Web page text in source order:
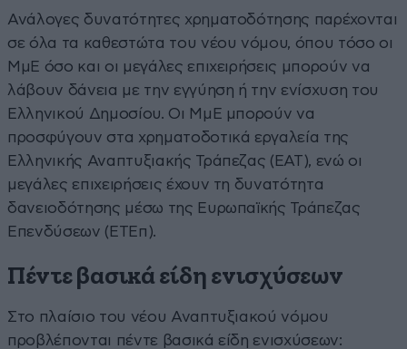
Ανάλογες δυνατότητες χρηματοδότησης παρέχονται
σε όλα τα καθεστώτα του νέου νόμου, όπου τόσο οι
ΜμΕ όσο και οι μεγάλες επιχειρήσεις μπορούν να
λάβουν δάνεια με την εγγύηση ή την ενίσχυση του
Ελληνικού Δημοσίου. Οι ΜμΕ μπορούν να
προσφύγουν στα χρηματοδοτικά εργαλεία της
Ελληνικής Αναπτυξιακής Τράπεζας (ΕΑΤ), ενώ οι
μεγάλες επιχειρήσεις έχουν τη δυνατότητα
δανειοδότησης μέσω της Ευρωπαϊκής Τράπεζας
Επενδύσεων (ΕΤΕπ).
Πέντε βασικά είδη ενισχύσεων
Στο πλαίσιο του νέου Αναπτυξιακού νόμου
προβλέπονται πέντε βασικά είδη ενισχύσεων: